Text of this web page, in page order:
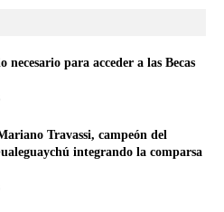
necesario para acceder a las Becas
Travassi, campeón del
integrando la comparsa